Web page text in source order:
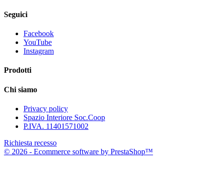
Seguici
Facebook
YouTube
Instagram
Prodotti
Chi siamo
Privacy policy
Spazio Interiore Soc.Coop
P.IVA. 11401571002
Richiesta recesso
© 2026 - Ecommerce software by PrestaShop™